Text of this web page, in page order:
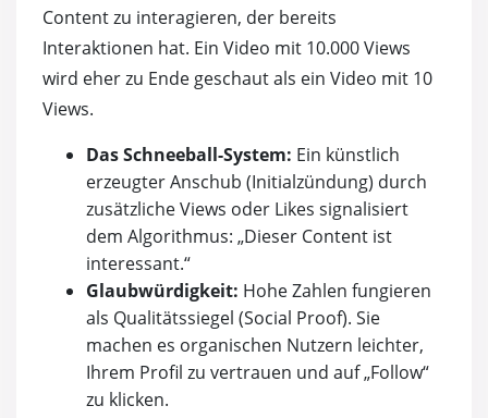
Content zu interagieren, der bereits
Interaktionen hat. Ein Video mit 10.000 Views
wird eher zu Ende geschaut als ein Video mit 10
Views.
Das Schneeball-System: Ein künstlich
erzeugter Anschub (Initialzündung) durch
zusätzliche Views oder Likes signalisiert
dem Algorithmus: „Dieser Content ist
interessant.“
Glaubwürdigkeit: Hohe Zahlen fungieren
als Qualitätssiegel (Social Proof). Sie
machen es organischen Nutzern leichter,
Ihrem Profil zu vertrauen und auf „Follow“
zu klicken.